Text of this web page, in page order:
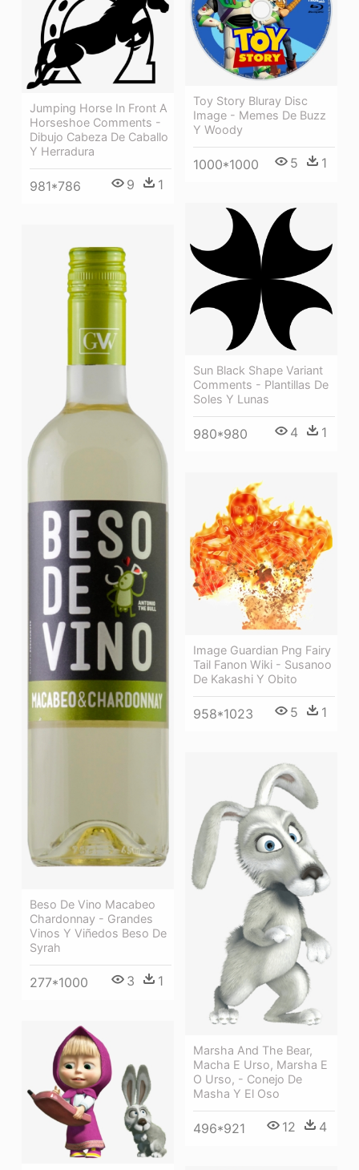
Toy Story Bluray Disc
Image - Memes De Buzz
Y Woody
1000*1000 5 1
Jumping Horse In Front A
Horseshoe Comments -
Dibujo Cabeza De Caballo
Y Herradura
981*786 9 1
Sun Black Shape Variant
Comments - Plantillas De
Soles Y Lunas
980*980 4 1
Beso De Vino Macabeo
Chardonnay - Grandes
Vinos Y Viñedos Beso De
Syrah
277*1000 3 1
Image Guardian Png Fairy
Tail Fanon Wiki - Susanoo
De Kakashi Y Obito
958*1023 5 1
Marsha And The Bear,
Macha E Urso, Marsha E
O Urso, - Conejo De
Masha Y El Oso
496*921 12 4